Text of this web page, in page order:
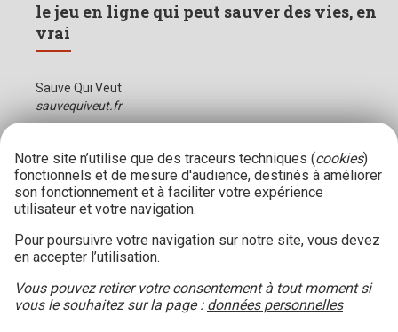
le jeu en ligne qui peut sauver des vies, en
vrai
Sauve Qui Veut
sauvequiveut.fr
Notre site n’utilise que des traceurs techniques (cookies)
fonctionnels et de mesure d'audience, destinés à améliorer
son fonctionnement et à faciliter votre expérience
utilisateur et votre navigation.
Pour poursuivre votre navigation sur notre site, vous devez
en accepter l’utilisation.
Vous pouvez retirer votre consentement à tout moment si
vous le souhaitez sur la page : données personnelles